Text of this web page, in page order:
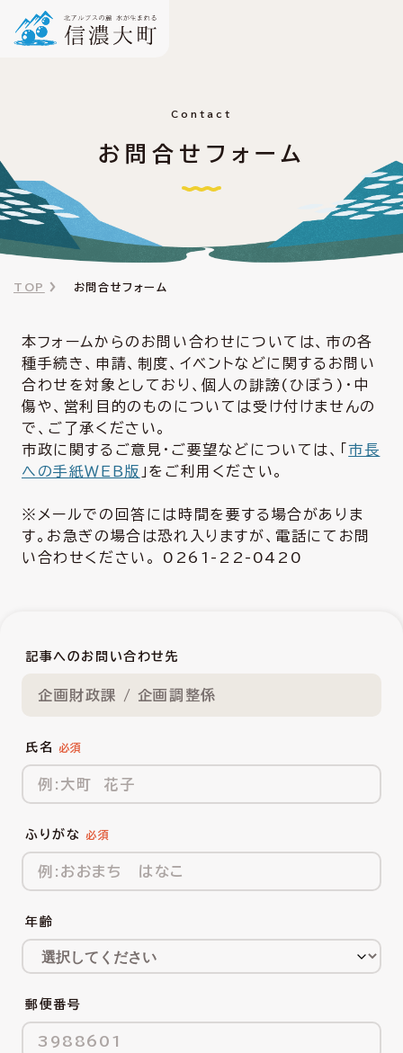
Contact
お問合せフォーム
TOP お問合せフォーム
本フォームからのお問い合わせについては、市の各
種手続き、申請、制度、イベントなどに関するお問い
合わせを対象としており、個人の誹謗(ひぼう)・中
傷や、営利目的のものについては受け付けませんの
で、ご了承ください。
市政に関するご意見・ご要望などについては、「市長
への手紙ＷＥＢ版 」をご利用ください。
※メールでの回答には時間を要する場合がありま
す。お急ぎの場合は恐れ入りますが、電話にてお問
い合わせください。 0261-22-0420
記事へのお問い合わせ先
企画財政課 / 企画調整係
氏名
ふりがな
年齢
郵便番号